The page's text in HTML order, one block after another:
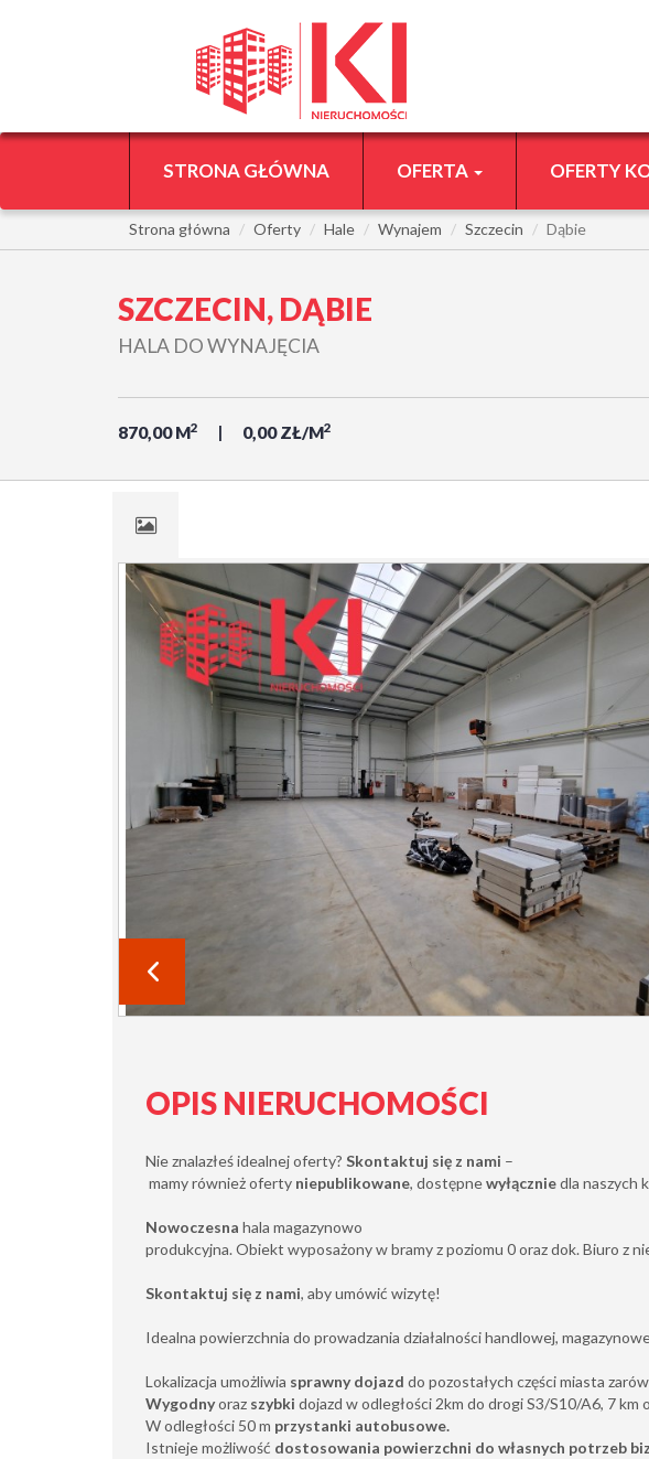
STRONA GŁÓWNA OFERTA OFERTY
Strona główna Oferty Hale Wynajem Szczecin Dąbie
SZCZECIN, DĄBIE
HALA DO WYNAJĘCIA
870,00 M2 0,00 ZŁ/M2
OPIS NIERUCHOMOŚCI
Nie znalazłeś idealnej oferty? Skontaktuj się z nami –
mamy również oferty niepublikowane, dostępnewyłączniedla naszych
Nowoczesna hala magazynowo
produkcyjna. Obiekt wyposażony w bramy z poziomu 0 oraz dok. Biuro z
Skontaktuj się z nami, aby umówić wizytę!
Idealna powierzchnia do prowadzania działalności handlowej,
Lokalizacja umożliwia sprawny dojazd do pozostałych części miasta
Wygodnyoraz szybki dojazd w odległości 2km do drogi S3/S10/A6, 7
W odległości 50 m przystanki autobusowe.
Istnieje możliwość dostosowania powierzchni do własnych potrzeb